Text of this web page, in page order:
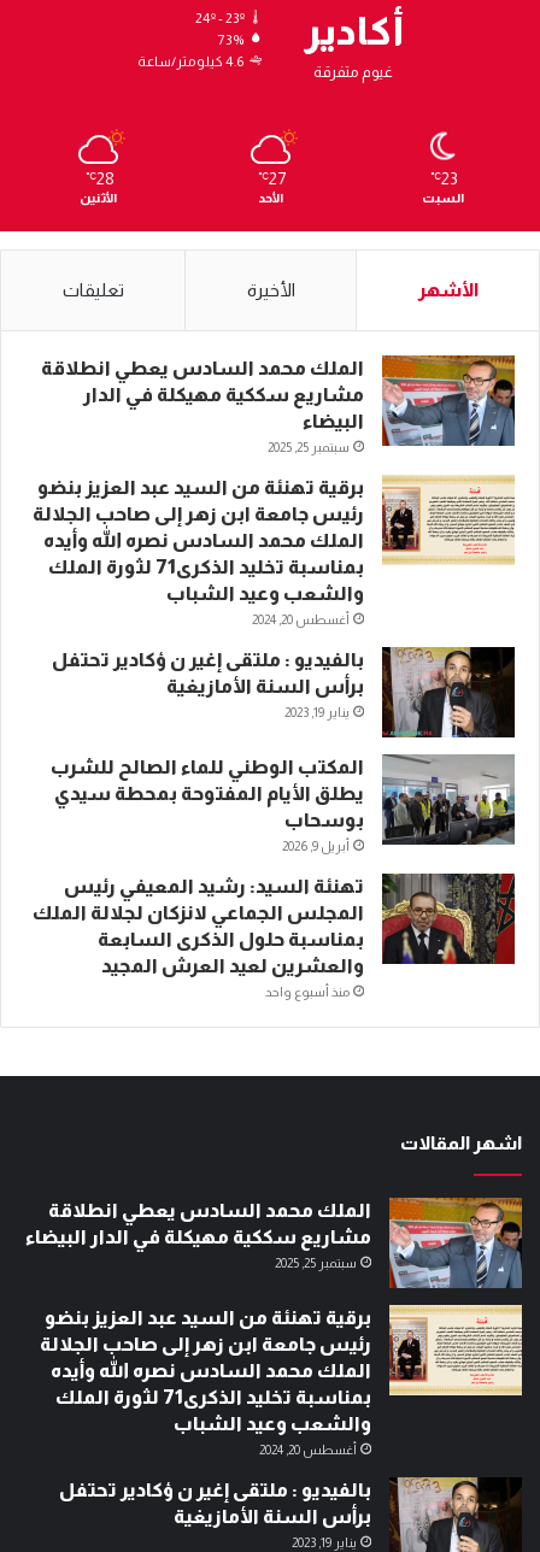
أكادير
غيوم متفرقة
24º - 23º
73%
4.6 كيلومتر/ساعة
23
℃
السبت
27
℃
الأحد
28
℃
الأثنين
الأشهر الأخيرة تعليقات
الملك محمد السادس يعطي انطلاقة
مشاريع سككية مهيكلة في الدار
البيضاء
سبتمبر 25, 2025
برقية تهنئة من السيد عبد العزيز بنضو
رئيس جامعة ابن زهر إلى صاحب الجلالة
الملك محمد السادس نصره الله وأيده
بمناسبة تخليد الذكرى71 لثورة الملك
والشعب وعيد الشباب
أغسطس 20, 2024
بالفيديو : ملتقى إغير ن ؤكادير تحتفل
برأس السنة الأمازيغية
يناير 19, 2023
المكتب الوطني للماء الصالح للشرب
يطلق الأيام المفتوحة بمحطة سيدي
بوسحاب
أبريل 9, 2026
تهنئة السيد: رشيد المعيفي رئيس
المجلس الجماعي لانزكان لجلالة الملك
بمناسبة حلول الذكرى السابعة
والعشرين لعيد العرش المجيد
منذ أسبوع واحد
اشهر المقالات
الملك محمد السادس يعطي انطلاقة
مشاريع سككية مهيكلة في الدار البيضاء
سبتمبر 25, 2025
برقية تهنئة من السيد عبد العزيز بنضو
رئيس جامعة ابن زهر إلى صاحب الجلالة
الملك محمد السادس نصره الله وأيده
بمناسبة تخليد الذكرى71 لثورة الملك
والشعب وعيد الشباب
أغسطس 20, 2024
بالفيديو : ملتقى إغير ن ؤكادير تحتفل
برأس السنة الأمازيغية
يناير 19, 2023